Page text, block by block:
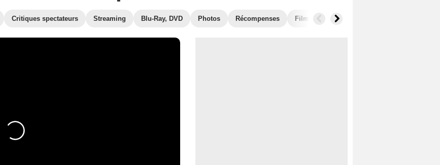
Critiques spectateurs Streaming Blu-Ray, DVD Photos Récompenses Films similaires